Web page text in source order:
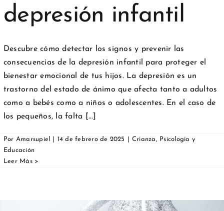
depresión infantil
Descubre cómo detectar los signos y prevenir las
consecuencias de la depresión infantil para proteger el
bienestar emocional de tus hijos. La depresión es un
trastorno del estado de ánimo que afecta tanto a adultos
como a bebés como a niños o adolescentes. En el caso de
los pequeños, la falta [...]
Por Amarsupiel 14 de febrero de 2025 Crianza, Psicología y
Educación